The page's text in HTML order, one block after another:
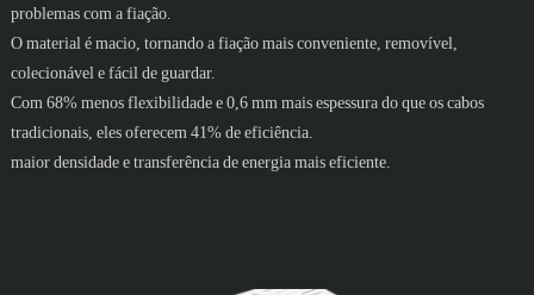
problemas com a fiação.
O material é macio, tornando a fiação mais conveniente, removível,
colecionável e fácil de guardar.
Com 68% menos flexibilidade e 0,6 mm mais espessura do que os cabos
tradicionais, eles oferecem 41% de eficiência.
maior densidade e transferência de energia mais eficiente.